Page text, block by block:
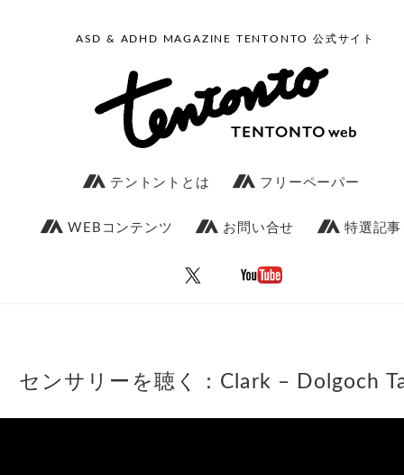
ASD & ADHD MAGAZINE TENTONTO 公式サイト
テントントとは フリーペーパー
WEBコンテンツ お問い合せ 特選記事
センサリーを聴く：Clark – Dolgoch